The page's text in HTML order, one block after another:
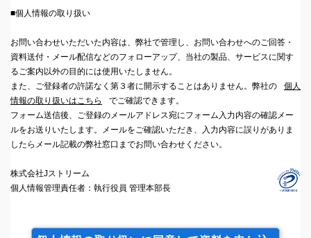
■個人情報の取り扱い
お問い合わせいただいた内容は、弊社で管理し、お問い合わせへのご回答・
資料送付・メール配信などのフォローアップ、当社の製品、サービスに関す
るご案内以外の目的には使用いたしません。
また、ご登録者の許諾なく第３者に開示することはありません。弊社の
個人
情報の取り扱いはこちら
でご確認できます。
フォーム送信後、ご登録のメールアドレス宛にフォーム入力内容の確認メー
ルをお送りいたします。メールをご確認いただき、入力内容に誤りがありま
したらメール記載の弊社窓口までお問い合わせください。
株式会社Jストリーム
個人情報管理責任者：執行役員 管理本部長